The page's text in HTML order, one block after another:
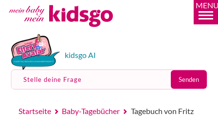
kidsgo AI
Stelle deine Frage Senden
Startseite Baby-Tagebücher Tagebuch von Fritz